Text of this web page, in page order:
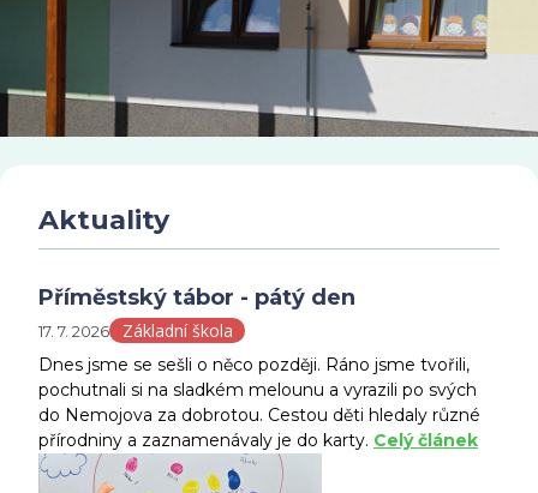
Aktuality
Příměstský tábor - pátý den
17. 7. 2026 Základní škola
Dnes jsme se sešli o něco později. Ráno jsme tvořili,
pochutnali si na sladkém melounu a vyrazili po svých
do Nemojova za dobrotou. Cestou děti hledaly různé
přírodniny a zaznamenávaly je do karty. Celý článek